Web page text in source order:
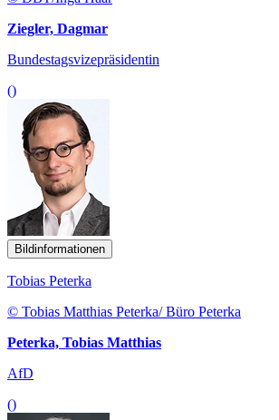
Ziegler, Dagmar
Bundestagsvizepräsidentin
()
Bildinformationen
Tobias Peterka
© Tobias Matthias Peterka/ Büro Peterka
Peterka, Tobias Matthias
AfD
()